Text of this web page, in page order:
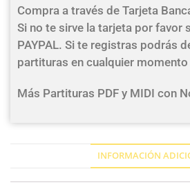
Compra a través de Tarjeta
Si no te sirve la tarjeta por favor
PAYPAL. Si te registras podrás
partituras en cualquier
Más Partituras PDF y MIDI con
INFORMACIÓN